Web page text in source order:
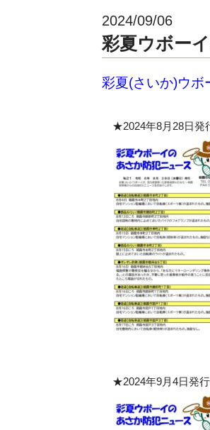
2024/09/06
彩夏ウボー
彩夏(さいか)ウボ
★2024年8月28日発
★2024年9月4日発